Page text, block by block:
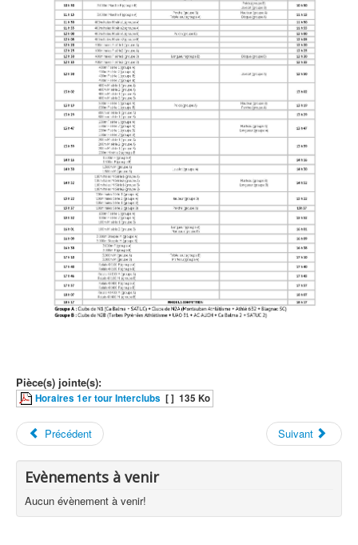
Pièce(s) jointe(s):
Horaires 1er tour Interclubs [ ] 135 Ko
Précédent Suivant
Evènements à venir
Aucun évènement à venir!